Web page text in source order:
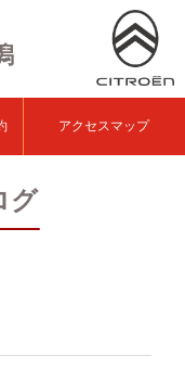
アクセスマップ
グ